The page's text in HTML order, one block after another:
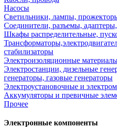
Насосы
Светильники, лампы,
Соединители, разъемы,
Шкафы распределительные,
стабилизаторы
Электроизоляционные
Электростанции, дизельные
генераторы, газовые генераторы
Электроустановочные и
Аккумуляторы и превичные
Прочее
Электронные компоненты